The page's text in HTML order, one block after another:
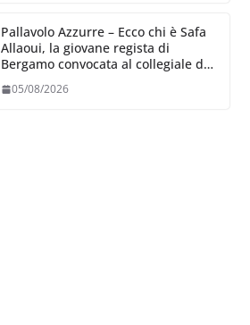
Pallavolo Azzurre – Ecco chi è Safa
Allaoui, la giovane regista di
Bergamo convocata al collegiale di
05/08/2026